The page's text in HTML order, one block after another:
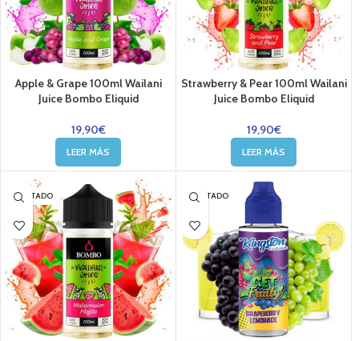
Apple & Grape 100ml Wailani
Juice Bombo Eliquid
19,90€
LEER MÁS
Strawberry & Pear 100ml Wailani
Juice Bombo Eliquid
19,90€
LEER MÁS
AGOTADO AGOTADO